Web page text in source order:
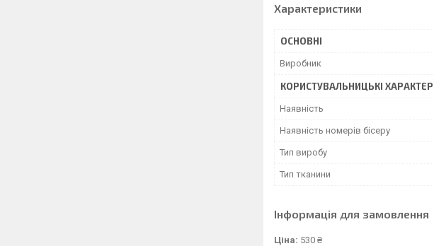
Характеристики
ОСНОВНІ
Виробник
КОРИСТУВАЛЬНИЦЬКІ
Наявність
Наявність номерів бісеру
Тип виробу
Тип тканини
Інформація для замовлення
Ціна: 530 ₴